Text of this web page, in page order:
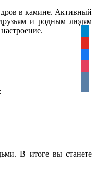
в камине. Активный
и родным людям
В итоге вы станете